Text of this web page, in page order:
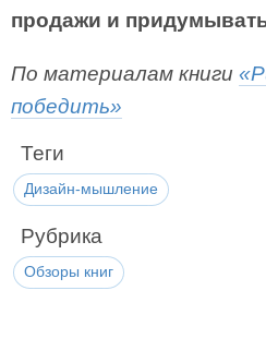
продажи и
По материалам книги
победить»
Теги
Дизайн-мышление
Рубрика
Обзоры книг